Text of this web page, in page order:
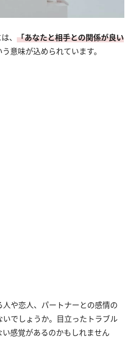
、 「あなたと相手との関係が良い
う意味が込められています。
や恋人、パートナーとの感情の
でしょうか。目立ったトラブル
感覚があるのかもしれません